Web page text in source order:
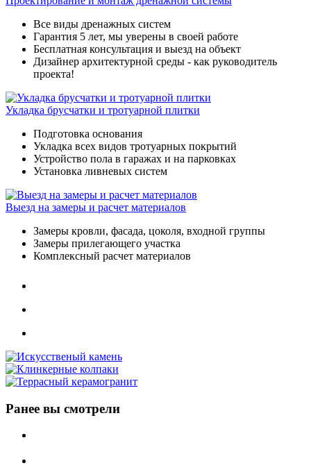
Все виды дренажных систем
Гарантия 5 лет, мы уверены в своей работе
Бесплатная консультация и выезд на объект
Дизайнер архитектурной среды - как руководитель
проекта!
Укладка брусчатки и тротуарной плитки
Подготовка основания
Укладка всех видов тротуарных покрытий
Устройство пола в гаражах и на парковках
Установка ливневых систем
Выезд на замеры и расчет материалов
Замеры кровли, фасада, цоколя, входной группы
Замеры прилегающего участка
Комплексный расчет материалов
Ранее вы смотрели